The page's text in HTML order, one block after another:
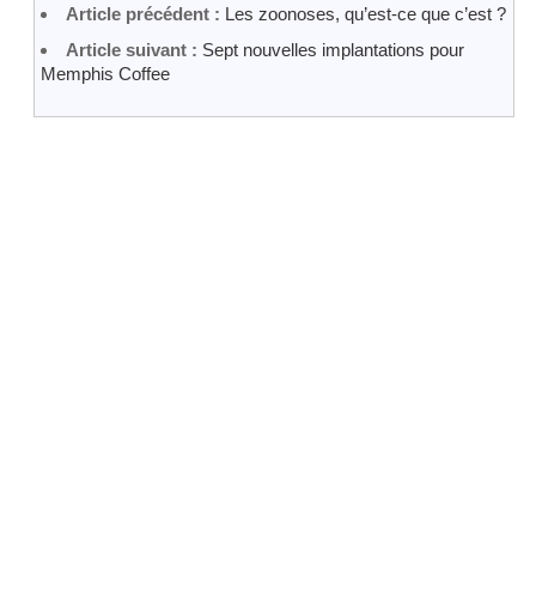
Article précédent : Les zoonoses, qu’est-ce que c’est ?
Article suivant : Sept nouvelles implantations pour
Memphis Coffee